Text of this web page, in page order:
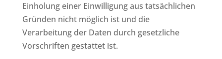
Einholung einer Einwilligung aus tatsächlichen
Gründen nicht möglich ist und die
Verarbeitung der Daten durch gesetzliche
Vorschriften gestattet ist.